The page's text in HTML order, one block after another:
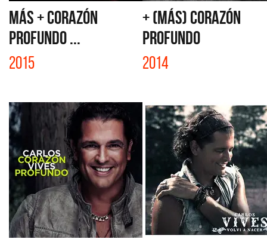
MÁS + CORAZÓN
PROFUNDO ...
2015
+ (MÁS) CORAZÓN
PROFUNDO
2014